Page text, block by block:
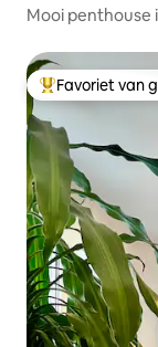
Mooi penthouse
Topfavoriet van
Favoriet van